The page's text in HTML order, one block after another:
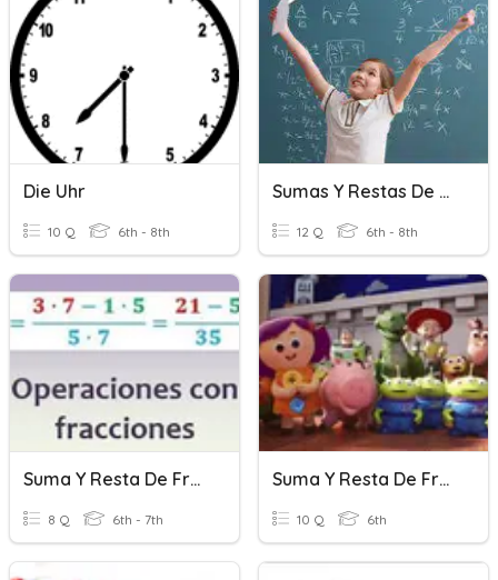
Die Uhr
10 Q 6th - 8th
Sumas Y Restas De Numeros Positivos Y Negativos
12 Q 6th - 8th
Suma Y Resta De Fracciones
8 Q 6th - 7th
Suma Y Resta De Fracciones Heterogéneas
10 Q 6th